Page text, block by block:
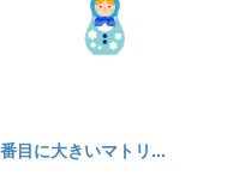
目に大きいマトリ...